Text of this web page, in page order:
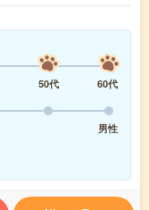
50代
60代
男性